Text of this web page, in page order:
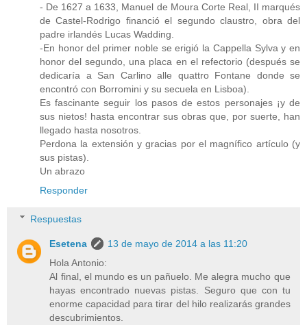
- De 1627 a 1633, Manuel de Moura Corte Real, II marqués
de Castel-Rodrigo financió el segundo claustro, obra del
padre irlandés Lucas Wadding.
-En honor del primer noble se erigió la Cappella Sylva y en
honor del segundo, una placa en el refectorio (después se
dedicaría a San Carlino alle quattro Fontane donde se
encontró con Borromini y su secuela en Lisboa).
Es fascinante seguir los pasos de estos personajes ¡y de
sus nietos! hasta encontrar sus obras que, por suerte, han
llegado hasta nosotros.
Perdona la extensión y gracias por el magnífico artículo (y
sus pistas).
Un abrazo
Responder
Respuestas
Esetena
13 de mayo de 2014 a las 11:20
Hola Antonio:
Al final, el mundo es un pañuelo. Me alegra mucho que
hayas encontrado nuevas pistas. Seguro que con tu
enorme capacidad para tirar del hilo realizarás grandes
descubrimientos.